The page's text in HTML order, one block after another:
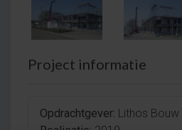
Project informatie
Opdrachtgever: Lithos Bouw